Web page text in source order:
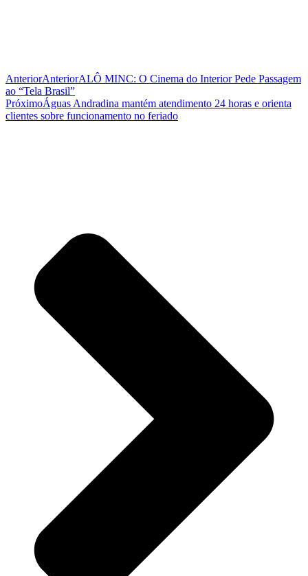
AnteriorAnteriorALÔ MINC: O Cinema do Interior Pede Passagem
ao “Tela Brasil”
PróximoÁguas Andradina mantém atendimento 24 horas e orienta
clientes sobre funcionamento no feriado